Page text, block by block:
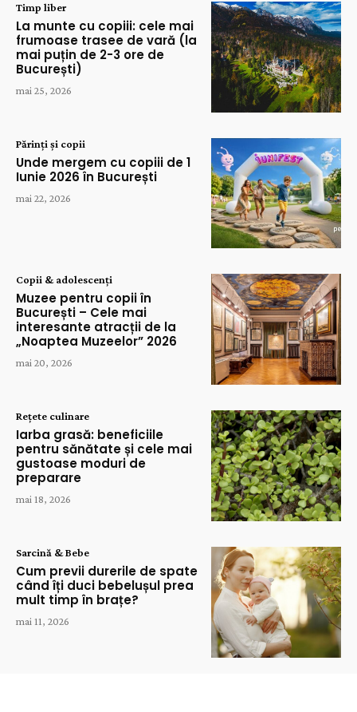
Timp liber
La munte cu copiii: cele mai
frumoase trasee de vară (la
mai puțin de 2-3 ore de
București)
mai 25, 2026
Părinți și copii
Unde mergem cu copiii de 1
Iunie 2026 în București
mai 22, 2026
Copii & adolescenți
Muzee pentru copii în
București – Cele mai
interesante atracții de la
„Noaptea Muzeelor” 2026
mai 20, 2026
Rețete culinare
Iarba grasă: beneficiile
pentru sănătate și cele mai
gustoase moduri de
preparare
mai 18, 2026
Sarcină & Bebe
Cum previi durerile de spate
când îți duci bebelușul prea
mult timp în brațe?
mai 11, 2026